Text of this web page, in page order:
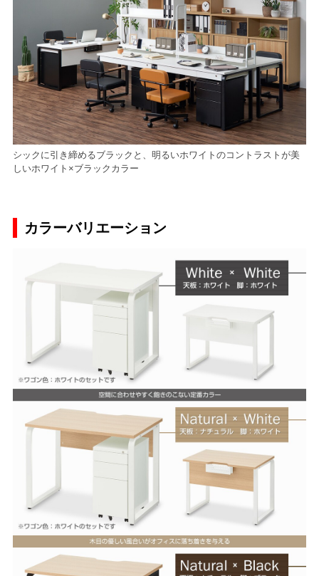
シックに引き締めるブラックと、明るいホワイトのコントラストが美
しいホワイト×ブラックカラー
カラーバリエーション